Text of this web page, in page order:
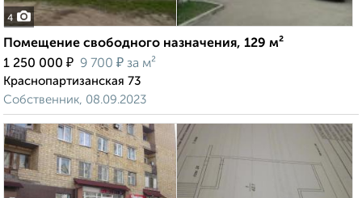
4
Помещение свободного назначения, 129 м²
1 250 000 ₽ 9 700 ₽ за м²
Краснопартизанская 73
Собственник, 08.09.2023